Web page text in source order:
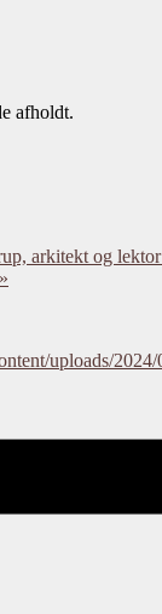
afholdt.
arkitekt og
»
uploads/